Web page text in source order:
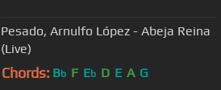
Pesado, Arnulfo López - Abeja Reina
(Live)
Chords: Bb F Eb D E A G